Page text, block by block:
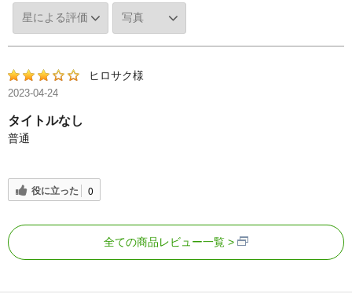
ヒロサク様
2023-04-24
タイトルなし
普通
役に立った 0
全ての商品レビュー一覧